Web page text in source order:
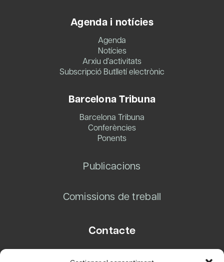
Agenda i notícies
Agenda
Notícies
Arxiu d’activitats
Subscripció Butlletí electrònic
Barcelona Tribuna
Barcelona Tribuna
Conferències
Ponents
Publicacions
Comissions de treball
Contacte